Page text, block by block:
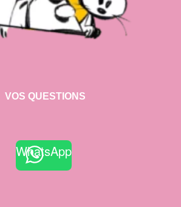
VOS QUESTIONS
WhatsApp